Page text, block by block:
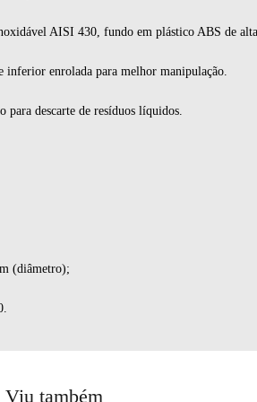
AISI 430, fundo em plástico ABS de alta
inferior enrolada para melhor manipulação.
para descarte de resíduos líquidos.
(diâmetro);
Viu também